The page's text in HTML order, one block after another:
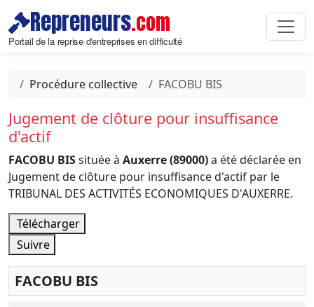
Repreneurs.com
Portail de la reprise d'entreprises en difficulté
Procédure collective FACOBU BIS
Jugement de clôture pour insuffisance
d'actif
FACOBU BISsituée à Auxerre (89000)a été déclarée en
Jugement de clôture pour insuffisance d'actif par le
TRIBUNAL DES ACTIVITÉS ECONOMIQUES D'AUXERRE.
Télécharger
Suivre
FACOBU BIS